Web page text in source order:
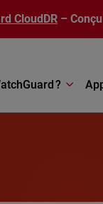
CloudDR –
?